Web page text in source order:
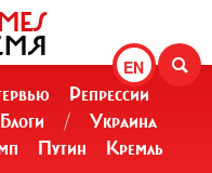
EN
Репрессии
Блоги /
Украина
Путин
Кремль